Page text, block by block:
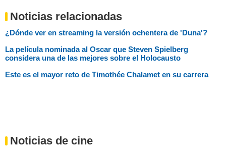
Noticias relacionadas
¿Dónde ver en streaming la versión ochentera de 'Duna'?
La película nominada al Oscar que Steven Spielberg
considera una de las mejores sobre el Holocausto
Este es el mayor reto de Timothée Chalamet en su carrera
Noticias de cine